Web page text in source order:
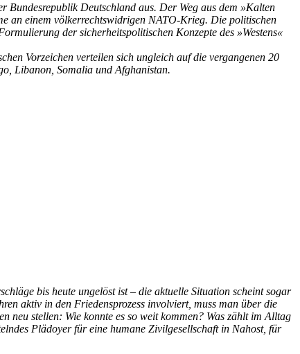
Bundesrepublik Deutschland aus. Der Weg aus dem »Kalten
an einem völkerrechtswidrigen NATO-Krieg. Die politischen
der sicherheitspolitischen Konzepte des »Westens«
Vorzeichen verteilen sich ungleich auf die vergangenen 20
Libanon, Somalia und Afghanistan.
bis heute ungelöst ist – die aktuelle Situation scheint sogar
aktiv in den Friedensprozess involviert, muss man über die
neu stellen: Wie konnte es so weit kommen? Was zählt im Alltag
Plädoyer für eine humane Zivilgesellschaft in Nahost, für